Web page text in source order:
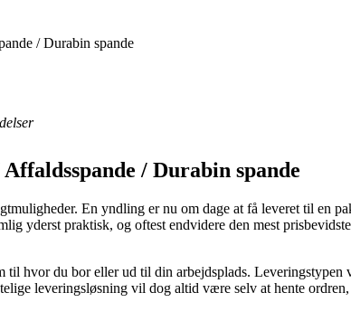
/ Durabin spande
/ Durabin spande
En yndling er nu om dage at få leveret til en
yderst praktisk, og oftest endvidere den mest
hvor du bor eller ud til din arbejdsplads. Leveringstypen
leveringsløsning vil dog altid være selv at hente